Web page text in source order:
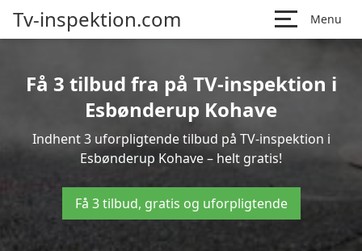
Tv-inspektion.com Menu
Få 3 tilbud fra på TV-inspektion i
Esbønderup Kohave
Indhent 3 uforpligtende tilbud på TV-inspektion i
Esbønderup Kohave – helt gratis!
Få 3 tilbud, gratis og uforpligtende